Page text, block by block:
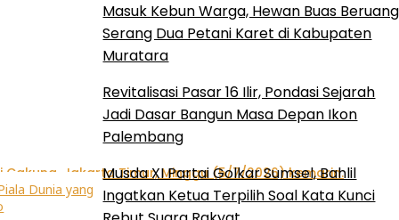
Masuk Kebun Warga, Hewan Buas Beruang
Serang Dua Petani Karet di Kabupaten
Muratara
Revitalisasi Pasar 16 Ilir, Pondasi Sejarah
Jadi Dasar Bangun Masa Depan Ikon
Palembang
Musda XI Partai Golkar Sumsel, Bahlil
Ingatkan Ketua Terpilih Soal Kata Kunci